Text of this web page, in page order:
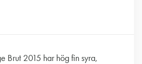
Brut 2015 har hög fin syra,